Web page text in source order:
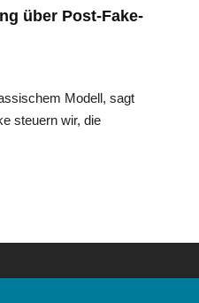
über Post-Fake-
Modell, sagt
steuern wir, die